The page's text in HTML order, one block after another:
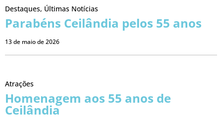
Destaques, Últimas Notícias
Parabéns Ceilândia pelos 55 anos
13 de maio de 2026
Atrações
Homenagem aos 55 anos de
Ceilândia